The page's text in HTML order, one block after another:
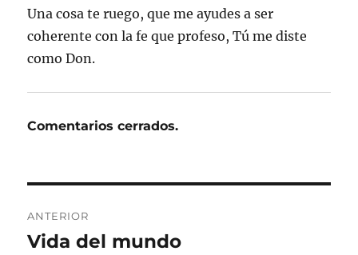
Una cosa te ruego, que me ayudes a ser
coherente con la fe que profeso, Tú me diste
como Don.
Comentarios cerrados.
de
ANTERIOR
Entrada
Vida del mundo